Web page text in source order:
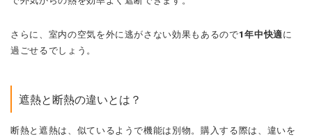
さらに、室内の空気を外に逃がさない効果もあるので1年中快適に
過ごせるでしょう。
遮熱と断熱の違いとは？
断熱と遮熱は、似ているようで機能は別物。購入する際は、違いを